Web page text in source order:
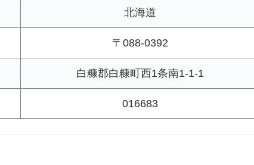
北海道
〒088-0392
白糠郡白糠町西1条南1-1-1
016683